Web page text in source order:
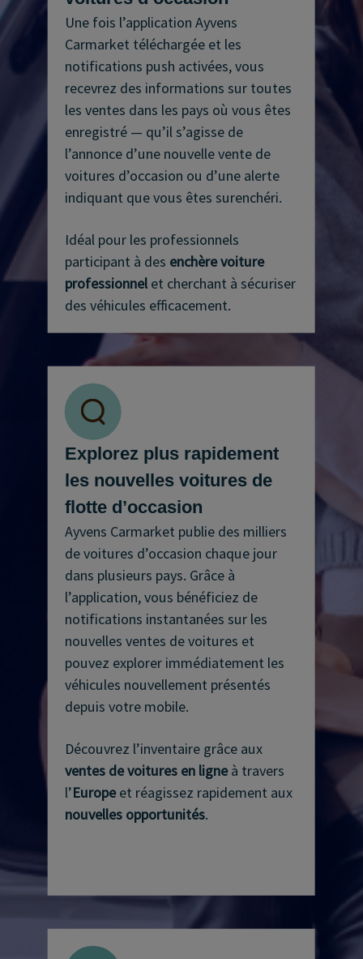
Une fois l’application Ayvens
Carmarket téléchargée et les
notifications push activées, vous
recevrez des informations sur toutes
les ventes dans les pays où vous êtes
enregistré — qu’il s’agisse de
l’annonce d’une nouvelle vente de
voitures d’occasion ou d’une alerte
indiquant que vous êtes surenchéri.
Idéal pour les professionnels
participant à des enchère voiture
professionnelet cherchant à sécuriser
des véhicules efficacement.
Explorez plus rapidement
les nouvelles voitures de
flotte d’occasion
Ayvens Carmarket publie des milliers
de voitures d’occasion chaque jour
dans plusieurs pays. Grâce à
l’application, vous bénéficiez de
notifications instantanées sur les
nouvelles ventes de voitures et
pouvez explorer immédiatement les
véhicules nouvellement présentés
depuis votre mobile.
Découvrez l’inventaire grâce aux
ventes de voitures en ligneà travers
l’Europeet réagissez rapidement aux
nouvelles opportunités.